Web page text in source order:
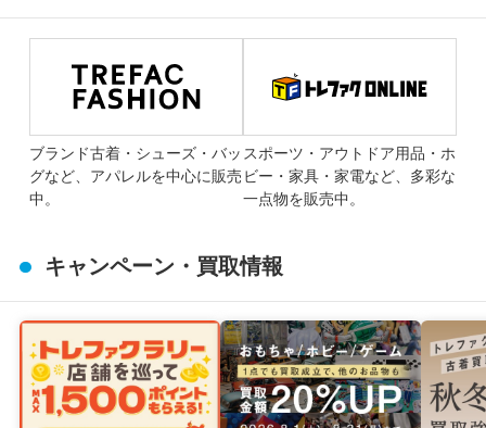
ブランド古着・シューズ・バッ
グなど、アパレルを中心に販売
中。
スポーツ・アウトドア用品・ホ
ビー・家具・家電など、多彩な
一点物を販売中。
キャンペーン・買取情報